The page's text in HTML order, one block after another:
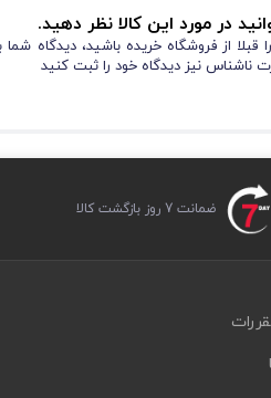
در مورد این کالا نظر دهید.
قبلا از فروشگاه خریده باشید، دیدگاه
ناشناس نیز دیدگاه خود را ثبت کنید
ضمانت 7 روز بازگشت کالا